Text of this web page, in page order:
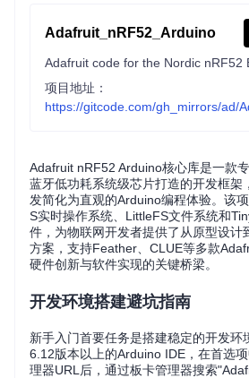
Adafruit_nRF52_Arduino
项目地址：
https://gitcode.com/gh_mirrors/ad/
Adafruit nRF52 Arduino核心库是一款
蓝牙低功耗系统级芯片打造的开发框架
发简化为直观的Arduino编程体验。该
S实时操作系统、LittleFS文件系统和
件，为物联网开发者提供了从原型设计
方案，支持Feather、CLUE等多款
硬件创新与软件实现的关键桥梁。
开发环境搭建避坑指南
新手入门首要任务是搭建稳定的开发环
6.12版本以上的Arduino IDE，在首选
理器URL后，通过板卡管理器搜索